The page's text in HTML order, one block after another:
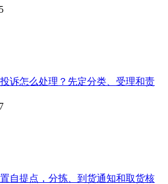
诉怎么处理？先定分类、受理和责
自提点，分拣、到货通知和取货核